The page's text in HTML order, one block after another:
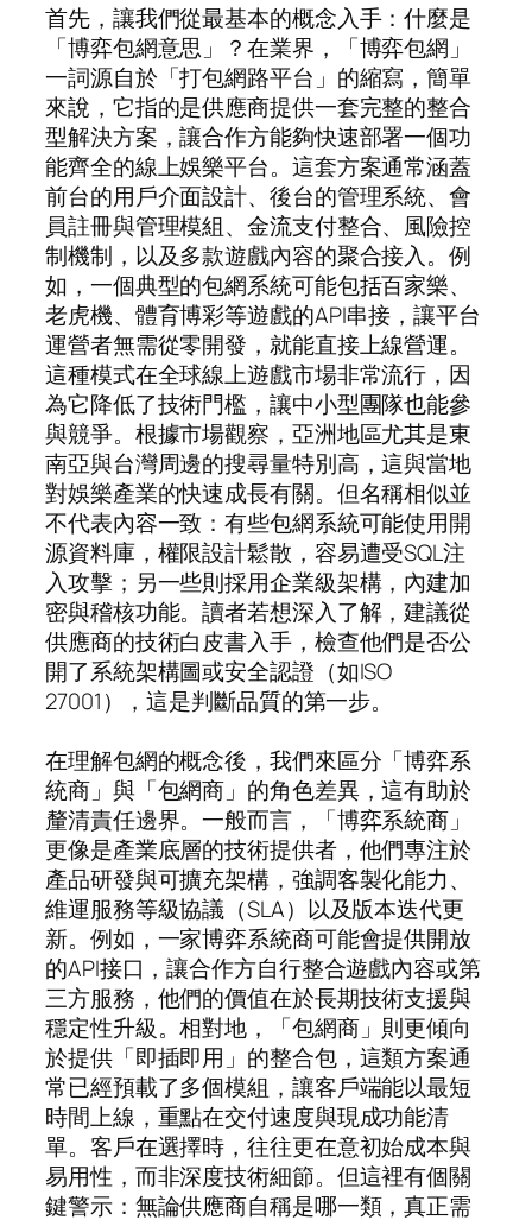
首先，讓我們從最基本的概念入手：什麼是
「博弈包網意思」？在業界，「博弈包網」
一詞源自於「打包網路平台」的縮寫，簡單
來說，它指的是供應商提供一套完整的整合
型解決方案，讓合作方能夠快速部署一個功
能齊全的線上娛樂平台。這套方案通常涵蓋
前台的用戶介面設計、後台的管理系統、會
員註冊與管理模組、金流支付整合、風險控
制機制，以及多款遊戲內容的聚合接入。例
如，一個典型的包網系統可能包括百家樂、
老虎機、體育博彩等遊戲的API串接，讓平台
運營者無需從零開發，就能直接上線營運。
這種模式在全球線上遊戲市場非常流行，因
為它降低了技術門檻，讓中小型團隊也能參
與競爭。根據市場觀察，亞洲地區尤其是東
南亞與台灣周邊的搜尋量特別高，這與當地
對娛樂產業的快速成長有關。但名稱相似並
不代表內容一致：有些包網系統可能使用開
源資料庫，權限設計鬆散，容易遭受SQL注
入攻擊；另一些則採用企業級架構，內建加
密與稽核功能。讀者若想深入了解，建議從
供應商的技術白皮書入手，檢查他們是否公
開了系統架構圖或安全認證（如ISO
27001），這是判斷品質的第一步。
在理解包網的概念後，我們來區分「博弈系
統商」與「包網商」的角色差異，這有助於
釐清責任邊界。一般而言，「博弈系統商」
更像是產業底層的技術提供者，他們專注於
產品研發與可擴充架構，強調客製化能力、
維運服務等級協議（SLA）以及版本迭代更
新。例如，一家博弈系統商可能會提供開放
的API接口，讓合作方自行整合遊戲內容或第
三方服務，他們的價值在於長期技術支援與
穩定性升級。相對地，「包網商」則更傾向
於提供「即插即用」的整合包，這類方案通
常已經預載了多個模組，讓客戶端能以最短
時間上線，重點在交付速度與現成功能清
單。客戶在選擇時，往往更在意初始成本與
易用性，而非深度技術細節。但這裡有個關
鍵警示：無論供應商自稱是哪一類，真正需